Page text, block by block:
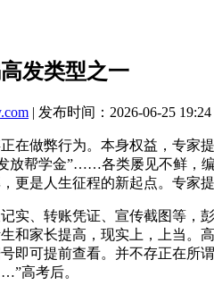
发类型之一
| 发布时间：2026-06-25 19:24
做弊行为。本身权益，专家提
放帮学金”……各类屡见不鲜，
更是人生征程的新起点。专家
、转账凭证、宣传截图等，彭
和家长提高，现实上，上当。
即可提前查看。并不存正在所
高考后。